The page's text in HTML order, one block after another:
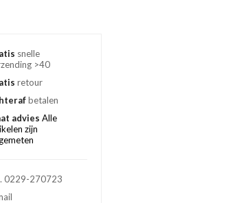
snelle
>40
retour
betalen
adviesAlle
zijn
0229-270723